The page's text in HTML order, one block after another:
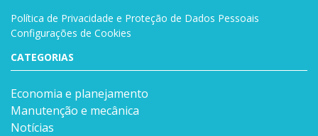
Política de Privacidade e Proteção de Dados Pessoais
Configurações de Cookies
CATEGORIAS
Economia e planejamento
Manutenção e mecânica
Notícias